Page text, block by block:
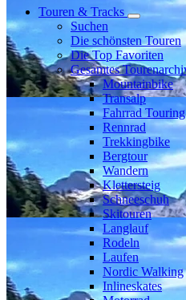
Touren & Tracks
Suchen
Die schönsten Touren
Die Top Favoriten
Gesamtes
Mountainbike
Transalp
Fahrrad Touring
Rennrad
Trekkingbike
Bergtour
Wandern
Klettersteig
Schneeschuh
Skitouren
Langlauf
Rodeln
Laufen
Nordic Walking
Inlineskates